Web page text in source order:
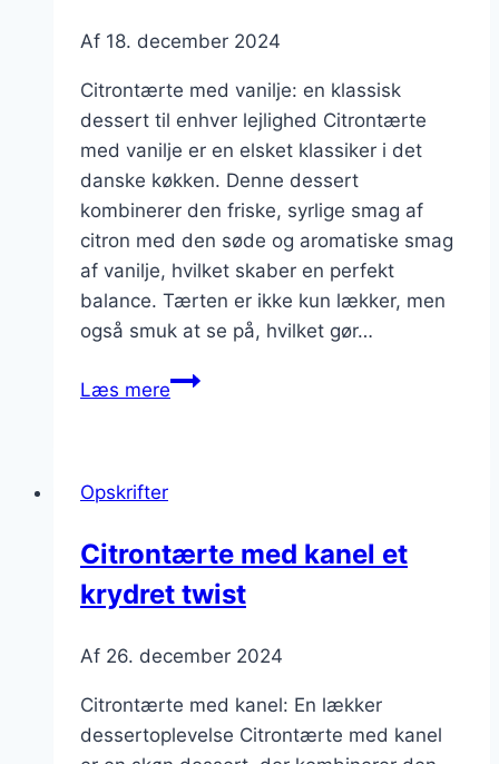
Af 18. december 2024
Citrontærte med vanilje: en klassisk
dessert til enhver lejlighed Citrontærte
med vanilje er en elsket klassiker i det
danske køkken. Denne dessert
kombinerer den friske, syrlige smag af
citron med den søde og aromatiske smag
af vanilje, hvilket skaber en perfekt
balance. Tærten er ikke kun lækker, men
også smuk at se på, hvilket gør…
Læs mereCitrontærte
Opskrifter
Citrontærte med kanel et
krydret twist
Af 26. december 2024
Citrontærte med kanel: En lækker
dessertoplevelse Citrontærte med kanel